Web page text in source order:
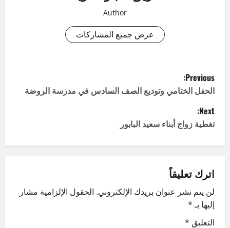
Author
عرض جميع المشاركات
P
o
s
a
v
Previous:
الحفل الختامي وتوديع الصف السادس في مدرسة الروضة
Next:
تغطية زواج أبناء سعيد البابور
اترك تعليقاً
لن يتم نشر عنوان بريدك الإلكتروني. الحقول الإلزامية مشار
إليها بـ*
التعليق *